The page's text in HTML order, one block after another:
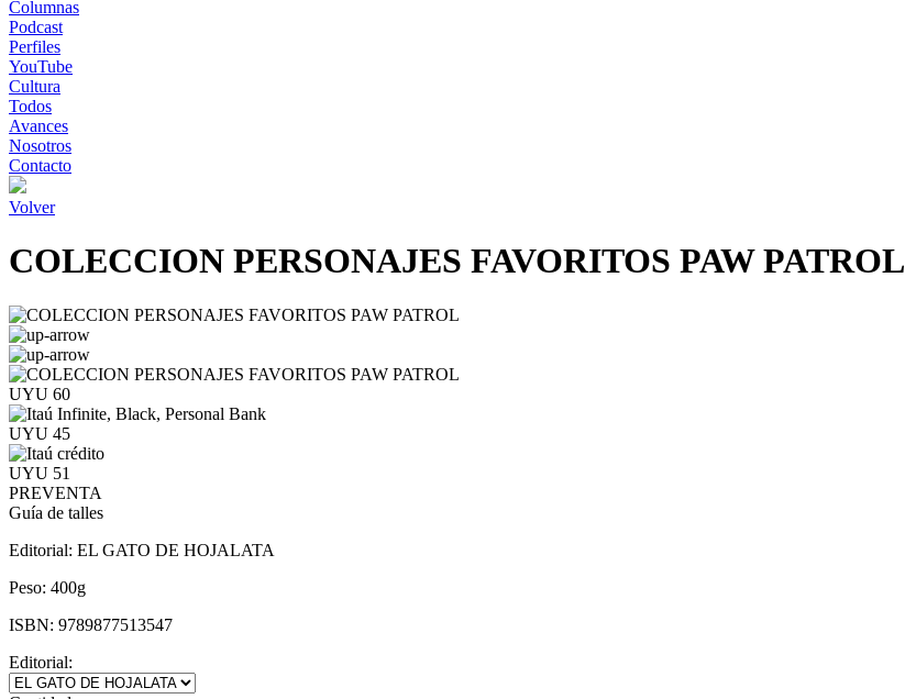
Columnas
Podcast
Perfiles
YouTube
Cultura
Todos
Avances
Nosotros
Contacto
Volver
COLECCION PERSONAJES FAVORITOS PAW PATROL
UYU 60
UYU 45
UYU 51
PREVENTA
Guía de talles
Editorial: EL GATO DE HOJALATA
Peso: 400g
ISBN: 9789877513547
Editorial: